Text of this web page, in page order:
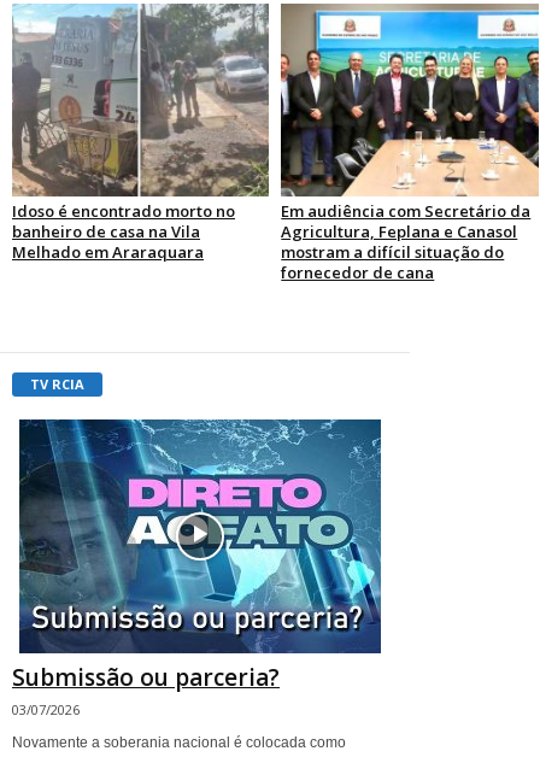
Idoso é encontrado morto no
banheiro de casa na Vila
Melhado em Araraquara
Em audiência com Secretário da
Agricultura, Feplana e Canasol
mostram a difícil situação do
fornecedor de cana
TV RCIA
Submissão ou parceria?
03/07/2026
Novamente a soberania nacional é colocada como